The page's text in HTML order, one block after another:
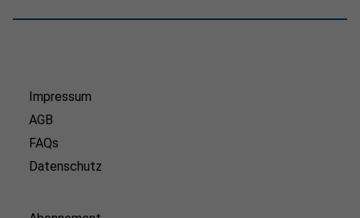
Impressum
AGB
FAQs
Datenschutz